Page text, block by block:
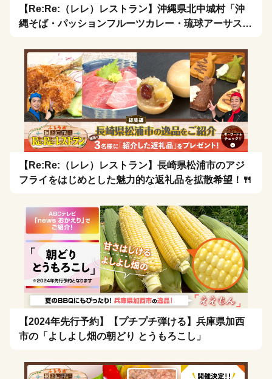
【Re:Re:（レレ）レストラン】沖縄県北中城村「沖
縄そば・パッションフルーツカレー・琉球アーサスー
【Re:Re:（レレ）レストラン】長崎県松浦市のアジ
フライをはじめとした魅力的な返礼品を拡散希望！🍴
【2024年先行予約】【プチプチ弾ける】兵庫県加西
市の「よしよし畑の朝どり とうもろこし」